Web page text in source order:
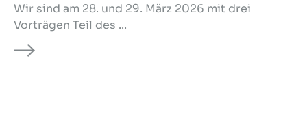
Wir sind am 28. und 29. März 2026 mit drei
Vorträgen Teil des ...